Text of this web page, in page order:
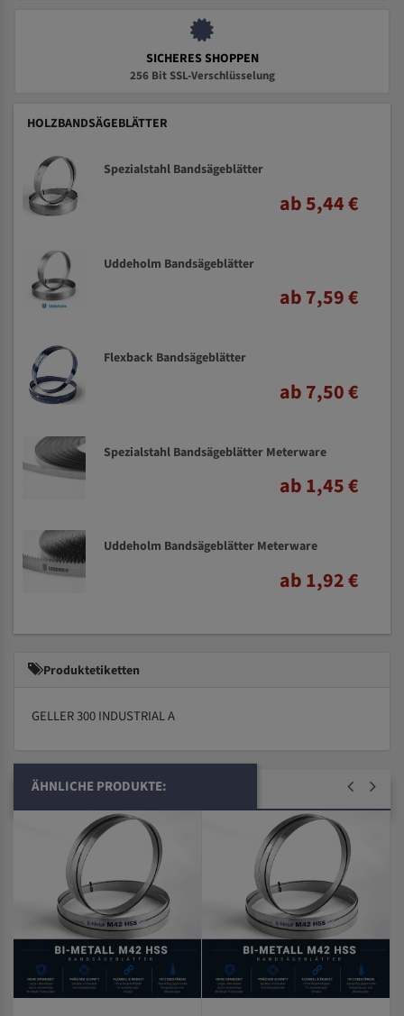
SICHERES SHOPPEN
256 Bit SSL-Verschlüsselung
HOLZBANDSÄGEBLÄTTER
Spezialstahl Bandsägeblätter
ab 5,44 €
Uddeholm Bandsägeblätter
ab 7,59 €
Flexback Bandsägeblätter
ab 7,50 €
Spezialstahl Bandsägeblätter Meterware
ab 1,45 €
Uddeholm Bandsägeblätter Meterware
ab 1,92 €
Produktetiketten
GELLER 300 INDUSTRIAL A
ÄHNLICHE PRODUKTE: